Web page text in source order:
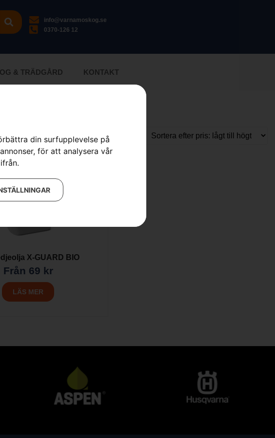
din surfupplevelse på
för att analysera vår
info@varnamoskog.se
0370-126 12
& TRÄDGÅRD KONTAKT
X-GUARD BIO
Från 69 kr
LÄS MER